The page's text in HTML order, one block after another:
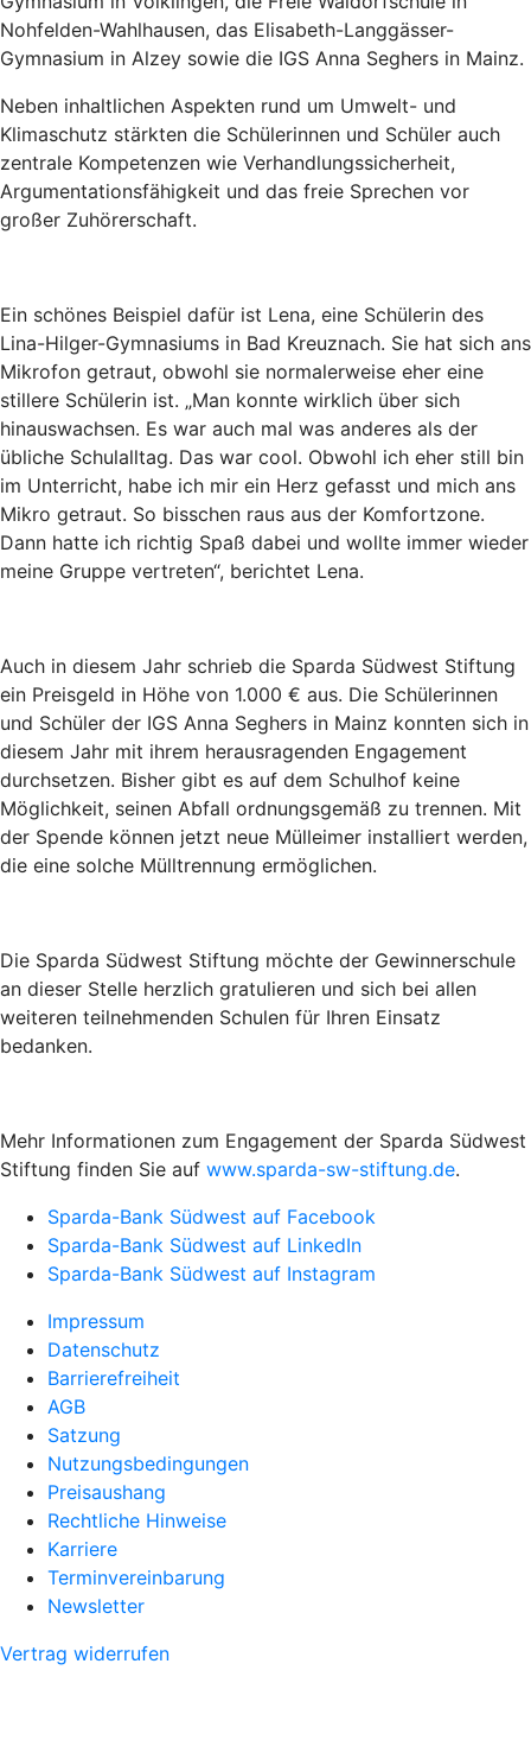
Nohfelden-Wahlhausen, das Elisabeth-Langgässer-
Gymnasium in Alzey sowie die IGS Anna Seghers in Mainz.
Neben inhaltlichen Aspekten rund um Umwelt- und
Klimaschutz stärkten die Schülerinnen und Schüler auch
zentrale Kompetenzen wie Verhandlungssicherheit,
Argumentationsfähigkeit und das freie Sprechen vor
großer Zuhörerschaft.
Ein schönes Beispiel dafür ist Lena, eine Schülerin des
Lina-Hilger-Gymnasiums in Bad Kreuznach. Sie hat sich ans
Mikrofon getraut, obwohl sie normalerweise eher eine
stillere Schülerin ist. „Man konnte wirklich über sich
hinauswachsen. Es war auch mal was anderes als der
übliche Schulalltag. Das war cool. Obwohl ich eher still bin
im Unterricht, habe ich mir ein Herz gefasst und mich ans
Mikro getraut. So bisschen raus aus der Komfortzone.
Dann hatte ich richtig Spaß dabei und wollte immer wieder
meine Gruppe vertreten“, berichtet Lena.
Auch in diesem Jahr schrieb die Sparda Südwest Stiftung
ein Preisgeld in Höhe von 1.000 € aus. Die Schülerinnen
und Schüler der IGS Anna Seghers in Mainz konnten sich in
diesem Jahr mit ihrem herausragenden Engagement
durchsetzen. Bisher gibt es auf dem Schulhof keine
Möglichkeit, seinen Abfall ordnungsgemäß zu trennen. Mit
der Spende können jetzt neue Mülleimer installiert werden,
die eine solche Mülltrennung ermöglichen.
Die Sparda Südwest Stiftung möchte der Gewinnerschule
an dieser Stelle herzlich gratulieren und sich bei allen
weiteren teilnehmenden Schulen für Ihren Einsatz
bedanken.
Mehr Informationen zum Engagement der Sparda Südwest
Stiftung finden Sie auf www.sparda-sw-stiftung.de.
Sparda-Bank Südwest auf Facebook
Sparda-Bank Südwest auf LinkedIn
Sparda-Bank Südwest auf Instagram
Impressum
Datenschutz
Barrierefreiheit
AGB
Satzung
Nutzungsbedingungen
Preisaushang
Rechtliche Hinweise
Karriere
Terminvereinbarung
Newsletter
Vertrag widerrufen